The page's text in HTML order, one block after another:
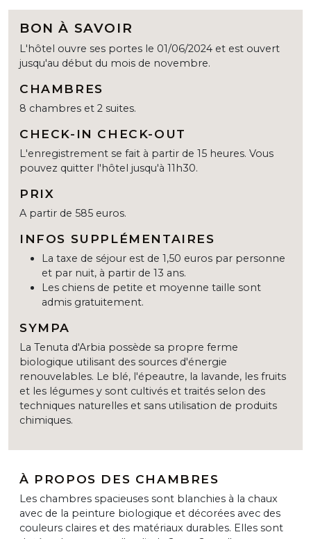
BON À SAVOIR
L'hôtel ouvre ses portes le 01/06/2024 et est ouvert
jusqu'au début du mois de novembre.
CHAMBRES
8 chambres et 2 suites.
CHECK-IN CHECK-OUT
L'enregistrement se fait à partir de 15 heures. Vous
pouvez quitter l'hôtel jusqu'à 11h30.
PRIX
A partir de 585 euros.
INFOS SUPPLÉMENTAIRES
La taxe de séjour est de 1,50 euros par personne
et par nuit, à partir de 13 ans.
Les chiens de petite et moyenne taille sont
admis gratuitement.
SYMPA
La Tenuta d'Arbia possède sa propre ferme
biologique utilisant des sources d'énergie
renouvelables. Le blé, l'épeautre, la lavande, les fruits
et les légumes y sont cultivés et traités selon des
techniques naturelles et sans utilisation de produits
chimiques.
À PROPOS DES CHAMBRES
Les chambres spacieuses sont blanchies à la chaux
avec de la peinture biologique et décorées avec des
couleurs claires et des matériaux durables. Elles sont